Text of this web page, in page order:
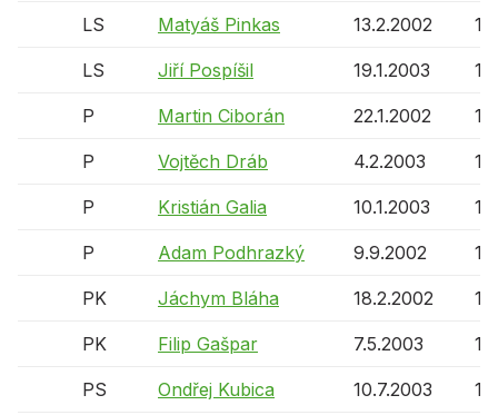
LS Matyáš Pinkas 13.2.2002
LS Jiří Pospíšil 19.1.2003
P Martin Ciborán 22.1.2002
P Vojtěch Dráb 4.2.2003
P Kristián Galia 10.1.2003
P Adam Podhrazký 9.9.2002
PK Jáchym Bláha 18.2.2002
PK Filip Gašpar 7.5.2003
PS Ondřej Kubica 10.7.2003